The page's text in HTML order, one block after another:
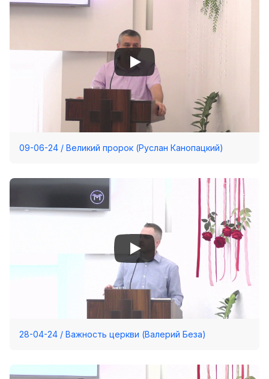
09-06-24 / Великий пророк (Руслан Канопацкий)
28-04-24 / Важность церкви (Валерий Беза)